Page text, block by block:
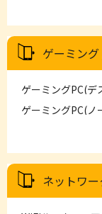
ゲーミン
ゲーミングPC(デ
ゲーミングPC(ノ
ネットワ